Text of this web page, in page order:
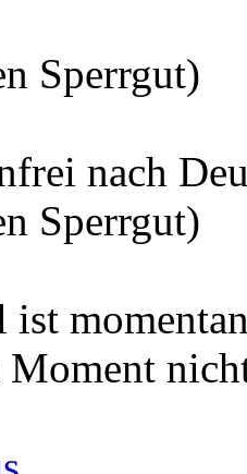
Sperrgut)
nach
Sperrgut)
ist